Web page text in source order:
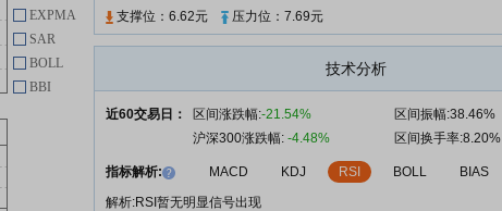
大连热电:大连热电股份有限公司
关于与控股股东续签《委托管理协
大连热电:大连热电股份有限公司
关于召开2026年第一季度业绩说
大连热电:大连热电股份有限公司
支撑位：6.62元 压力位：7.69元
技术分析
近60交易日： 区间涨跌幅:-21.54%
区间振幅:38.46%
沪深300涨跌幅: -4.48% 区间换手率:8.20%
指标解析: MACD KDJ RSI BOLL BIAS
解析:RSI暂无明显信号出现
EXPMA
SAR
BOLL
BBI